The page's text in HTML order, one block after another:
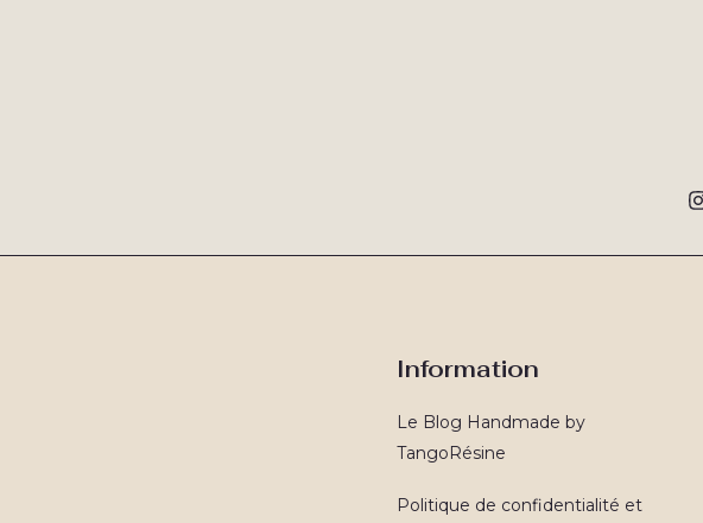
Information
Le Blog Handmade by
TangoRésine
Politique de confidentialité et